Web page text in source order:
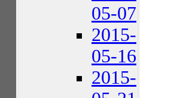
05-07
2015-
05-16
2015-